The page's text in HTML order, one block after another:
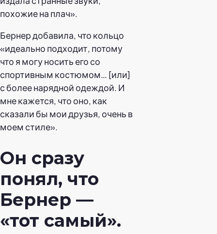
похожие на плач».
Бернер добавила, что кольцо
«идеально подходит, потому
что я могу носить его со
спортивным костюмом… [или]
с более нарядной одеждой. И
мне кажется, что оно, как
сказали бы мои друзья, очень в
моем стиле».
Он сразу
понял, что
Бернер —
«тот самый».